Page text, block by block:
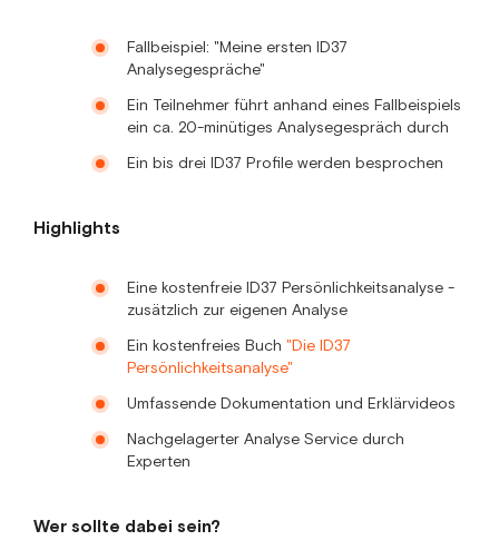
Fallbeispiel: "Meine ersten ID37
Analysegespräche"
Ein Teilnehmer führt anhand eines Fallbeispiels
ein ca. 20-minütiges Analysegespräch durch
Ein bis drei ID37 Profile werden besprochen
Highlights
Eine kostenfreie ID37 Persönlichkeitsanalyse -
zusätzlich zur eigenen Analyse
Ein kostenfreies Buch "Die ID37
Persönlichkeitsanalyse"
Umfassende Dokumentation und Erklärvideos
Nachgelagerter Analyse Service durch
Experten
Wer sollte dabei sein?